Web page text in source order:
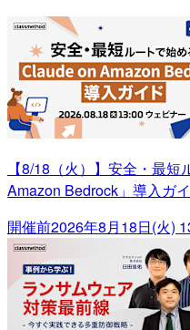
【8/18（火）】安全・最
Amazon Bedrock」導入ガ
開催前2026年8月18日(火)